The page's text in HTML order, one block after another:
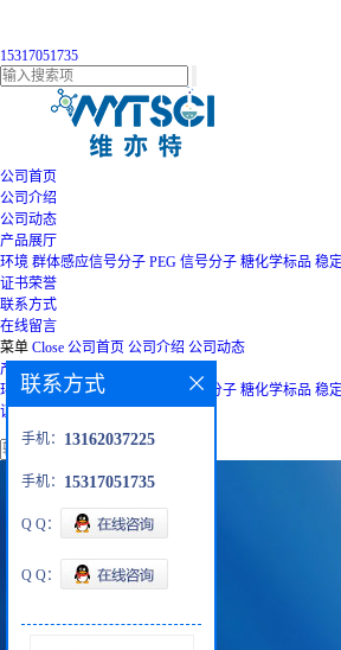
15317051735
公司首页
公司介绍
公司动态
产品展厅
环境 群体感应信号分子 PEG 信号分子 糖化学标品 稳
证书荣誉
联系方式
在线留言
菜单 Close 公司首页 公司介绍 公司动态
产品展厅
环境 群体感应信号分子 信号分子 糖化学标品 稳
证书荣誉 联系方式 在线留言
联系方式
手机： 13162037225
手机： 15317051735
Q Q：
Q Q：